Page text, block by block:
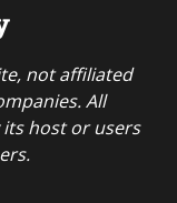
not affiliated
All
host or users